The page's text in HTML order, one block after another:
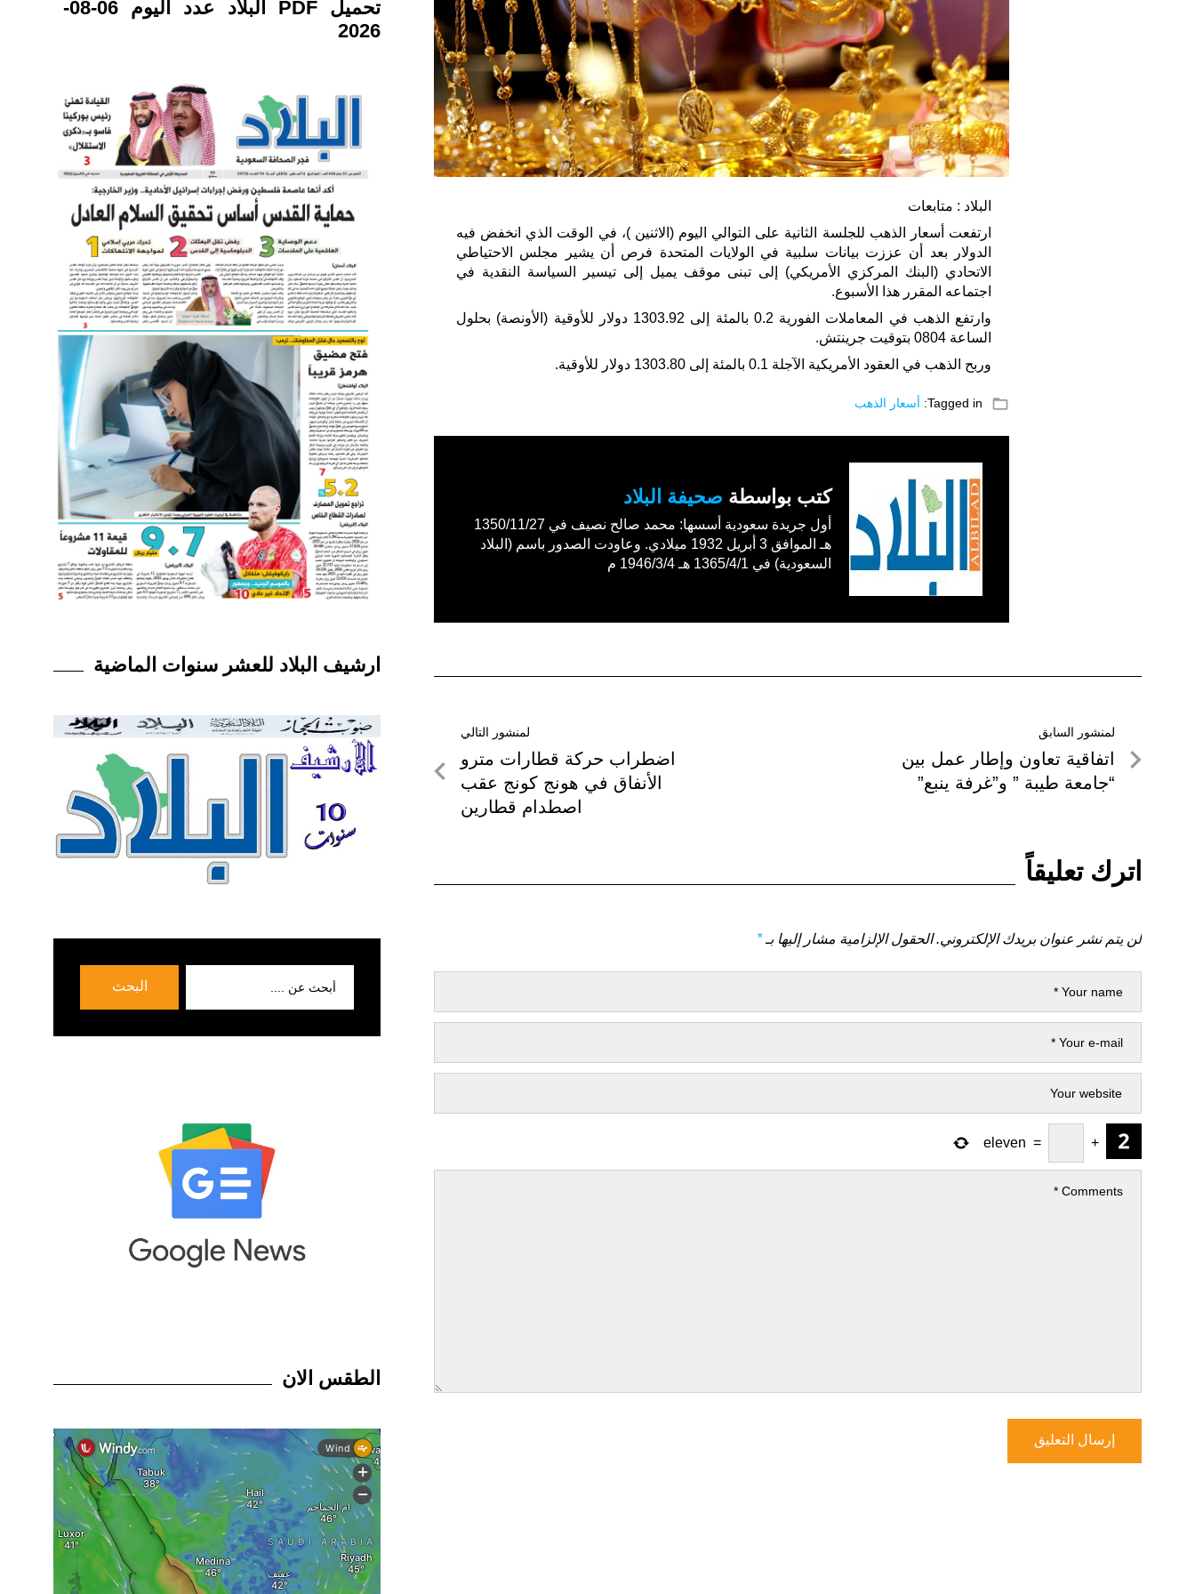
البلاد : متابعات
ارتفعت أسعار الذهب للجلسة الثانية على التوالي اليوم (الاثنين )، في الوقت الذي انخفض فيه
الدولار بعد أن عززت بيانات سلبية في الولايات المتحدة فرص أن يشير مجلس الاحتياطي
الاتحادي (البنك المركزي الأمريكي) إلى تبنى موقف يميل إلى تيسير السياسة النقدية في
اجتماعه المقرر هذا الأسبوع.
وارتفع الذهب في المعاملات الفورية 0.2 بالمئة إلى 1303.92 دولار للأوقية (الأونصة) بحلول
الساعة 0804 بتوقيت جرينتش.
وربح الذهب في العقود الأمريكية الآجلة 0.1 بالمئة إلى 1303.80 دولار للأوقية.
folder_open
Tagged in: أسعار الذهب
كتب بواسطة صحيفة البلاد
أول جريدة سعودية أسسها: محمد صالح نصيف في 1350/11/27
هـ الموافق 3 أبريل 1932 ميلادي. وعاودت الصدور باسم (البلاد
السعودية) في 1365/4/1 هـ 1946/3/4 م
تصفّح
المقالات
لمنشور السابق
لمنشور
السابق
اتفاقية تعاون وإطار عمل بين
“جامعة طيبة ” و”غرفة ينبع”
لمنشور التالي
لمنشور
التالي
اضطراب حركة قطارات مترو
الأنفاق في هونج كونج عقب
اصطدام قطارين
اترك تعليقاً
لن يتم نشر عنوان بريدك الإلكتروني. الحقول الإلزامية مشار إليها بـ*
+
=
eleven
تحميل PDF البلاد عدد اليوم 06-08-
2026
ارشيف البلاد للعشر سنوات الماضية
البحث
الطقس الان